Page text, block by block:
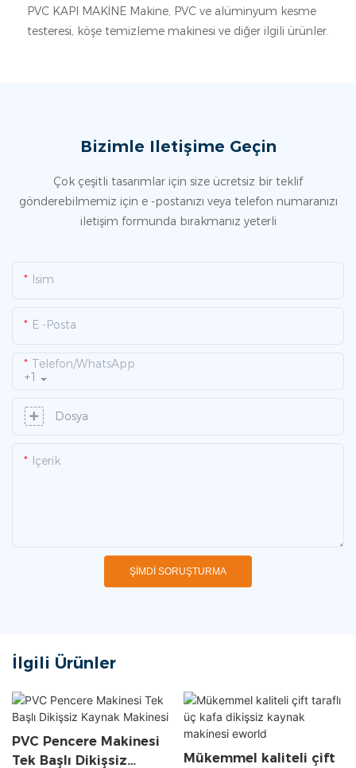
PVC KAPI MAKİNE Makine, PVC ve alüminyum kesme
testeresi, köşe temizleme makinesi ve diğer ilgili ürünler.
Bizimle Iletişime Geçin
Çok çeşitli tasarımlar için size ücretsiz bir teklif
gönderebilmemiz için e -postanızı veya telefon numaranızı
iletişim formunda bırakmanız yeterli
Isim
E -posta
+1
Telefon/WhatsApp
Dosya
Içerik
ŞIMDI SORUŞTURMA
İlgili Ürünler
PVC Pencere Makinesi
Tek Başlı Dikişsiz
Mükemmel kaliteli çift